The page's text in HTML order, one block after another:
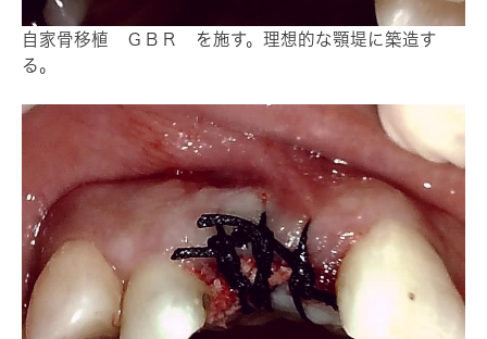
自家骨移植 ＧＢＲ を施す。理想的な顎堤に築造す
る。